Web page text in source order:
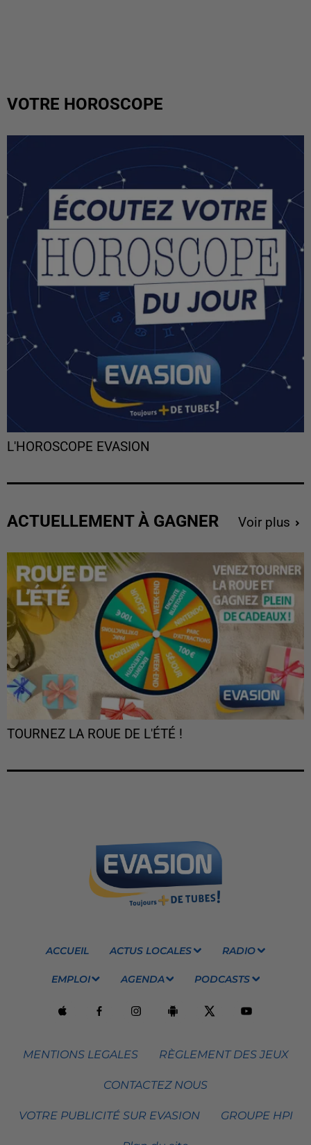
VOTRE HOROSCOPE
L'HOROSCOPE EVASION
ACTUELLEMENT À GAGNER Voir plus
TOURNEZ LA ROUE DE L'ÉTÉ !
ACCUEIL ACTUS LOCALES RADIO
EMPLOI AGENDA PODCASTS
MENTIONS LEGALES RÈGLEMENT DES JEUX
CONTACTEZ NOUS
VOTRE PUBLICITÉ SUR EVASION GROUPE HPI